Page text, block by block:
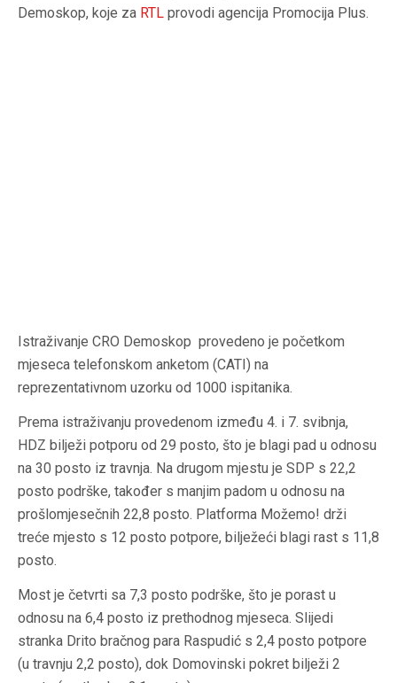
Demoskop, koje za RTL provodi agencija Promocija Plus.
Istraživanje CRO Demoskop provedeno je početkom
mjeseca telefonskom anketom (CATI) na
reprezentativnom uzorku od 1000 ispitanika.
Prema istraživanju provedenom između 4. i 7. svibnja,
HDZ bilježi potporu od 29 posto, što je blagi pad u odnosu
na 30 posto iz travnja. Na drugom mjestu je SDP s 22,2
posto podrške, također s manjim padom u odnosu na
prošlomjesečnih 22,8 posto. Platforma Možemo! drži
treće mjesto s 12 posto potpore, bilježeći blagi rast s 11,8
posto.
Most je četvrti sa 7,3 posto podrške, što je porast u
odnosu na 6,4 posto iz prethodnog mjeseca. Slijedi
stranka Drito bračnog para Raspudić s 2,4 posto potpore
(u travnju 2,2 posto), dok Domovinski pokret bilježi 2